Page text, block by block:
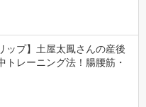
ップ】土屋太鳳さんの産後
トレーニング法！腸腰筋・